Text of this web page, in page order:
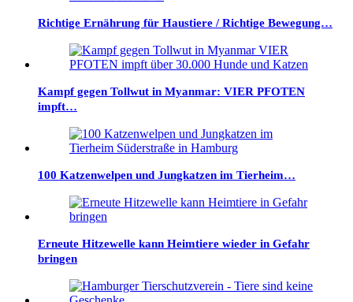
Richtige Ernährung für Haustiere / Richtige Bewegung…
Kampf gegen Tollwut in Myanmar: VIER PFOTEN
impft…
100 Katzenwelpen und Jungkatzen im Tierheim…
Erneute Hitzewelle kann Heimtiere wieder in Gefahr
bringen